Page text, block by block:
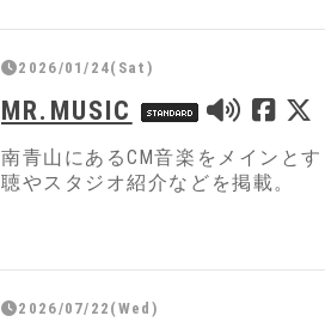
2026/01/24(Sat)
MR.MUSIC
南青山にあるCM音楽をメインと
聴やスタジオ紹介などを掲載。
2026/07/22(Wed)